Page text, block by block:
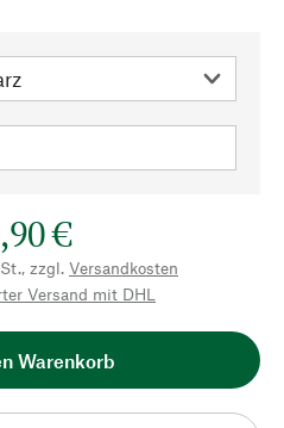
€
zzgl. Versandkosten
Versand mit DHL
Warenkorb